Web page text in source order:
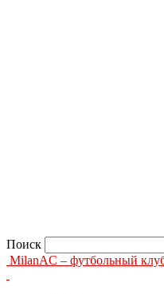
Поиск
MilanAC – футбольный